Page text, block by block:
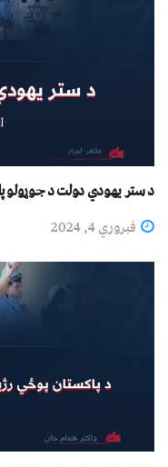
د ستر يهودي دولت د جوړولو
فبروري 4, 2024